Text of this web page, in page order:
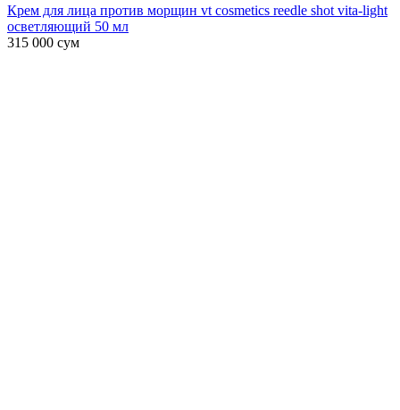
Крем для лица против морщин vt cosmetics reedle shot vita-light
осветляющий 50 мл
315 000 сум